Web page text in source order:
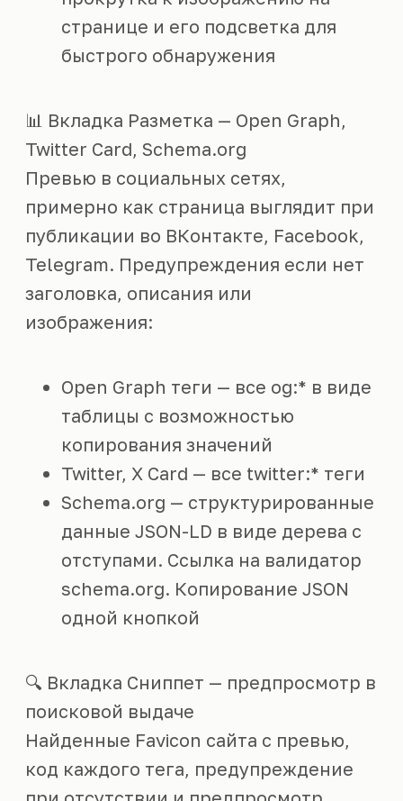
странице и его подсветка для
быстрого обнаружения
📊 Вкладка Разметка — Open Graph,
Twitter Card, Schema.org
Превью в социальных сетях,
примерно как страница выглядит при
публикации во ВКонтакте, Facebook,
Telegram. Предупреждения если нет
заголовка, описания или
изображения:
Open Graph теги — все og:* в виде
таблицы с возможностью
копирования значений
Twitter, X Card — все twitter:* теги
Schema.org — структурированные
данные JSON-LD в виде дерева с
отступами. Ссылка на валидатор
schema.org. Копирование JSON
одной кнопкой
🔍 Вкладка Сниппет — предпросмотр в
поисковой выдаче
Найденные Favicon сайта с превью,
код каждого тега, предупреждение